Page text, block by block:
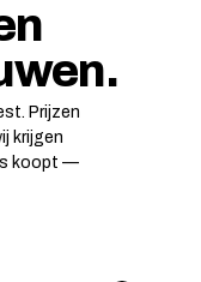
Prijzen
krijgen
koopt —